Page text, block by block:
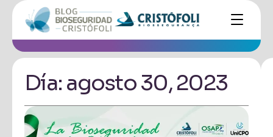
Día: agosto 30, 2023